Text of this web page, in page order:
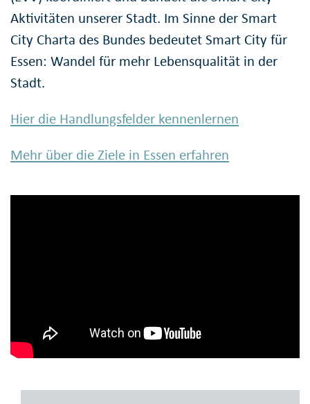
Aktivitäten unserer Stadt. Im Sinne der Smart
City Charta des Bundes bedeutet Smart City für
Essen: Wandel für mehr Lebensqualität in der
Stadt.
Hier die Handlungsfelder kennenlernen
Mehr über die Ziele in Essen erfahren